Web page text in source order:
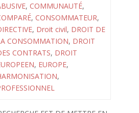
, COMMUNAUTÉ,
, CONSOMMATEUR,
, Droit civil, DROIT DE
CONSOMMATION, DROIT
CONTRATS, DROIT
, EUROPE,
,